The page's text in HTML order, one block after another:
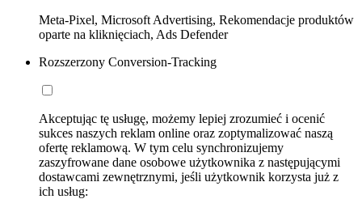
Meta-Pixel, Microsoft Advertising, Rekomendacje produktów
oparte na kliknięciach, Ads Defender
Rozszerzony Conversion-Tracking
Akceptując tę usługę, możemy lepiej zrozumieć i ocenić
sukces naszych reklam online oraz zoptymalizować naszą
ofertę reklamową. W tym celu synchronizujemy
zaszyfrowane dane osobowe użytkownika z następującymi
dostawcami zewnętrznymi, jeśli użytkownik korzysta już z
ich usług: